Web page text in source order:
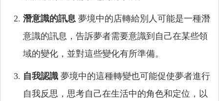
潛意識的訊息 夢境中的店轉給別人可能是一種潛
意識的訊息，告訴夢者需要意識到自己在某些領
域的變化，並對這些變化有所準備。
自我認識 夢境中的這種轉變也可能促使夢者進行
自我反思，思考自己在生活中的角色和定位，以